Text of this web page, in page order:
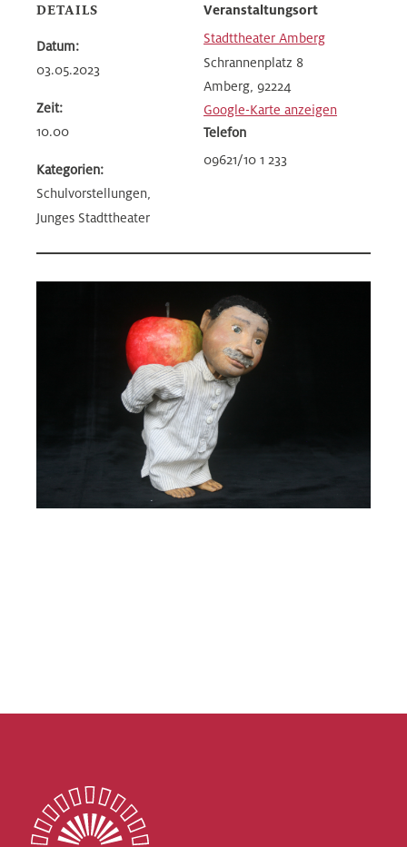
DETAILS
Datum:
03.05.2023
Zeit:
10.00
Kategorien:
Schulvorstellungen,
Junges Stadttheater
Veranstaltungsort
Stadttheater Amberg
Schrannenplatz 8
Amberg, 92224
Google-Karte anzeigen
Telefon
09621/10 1 233